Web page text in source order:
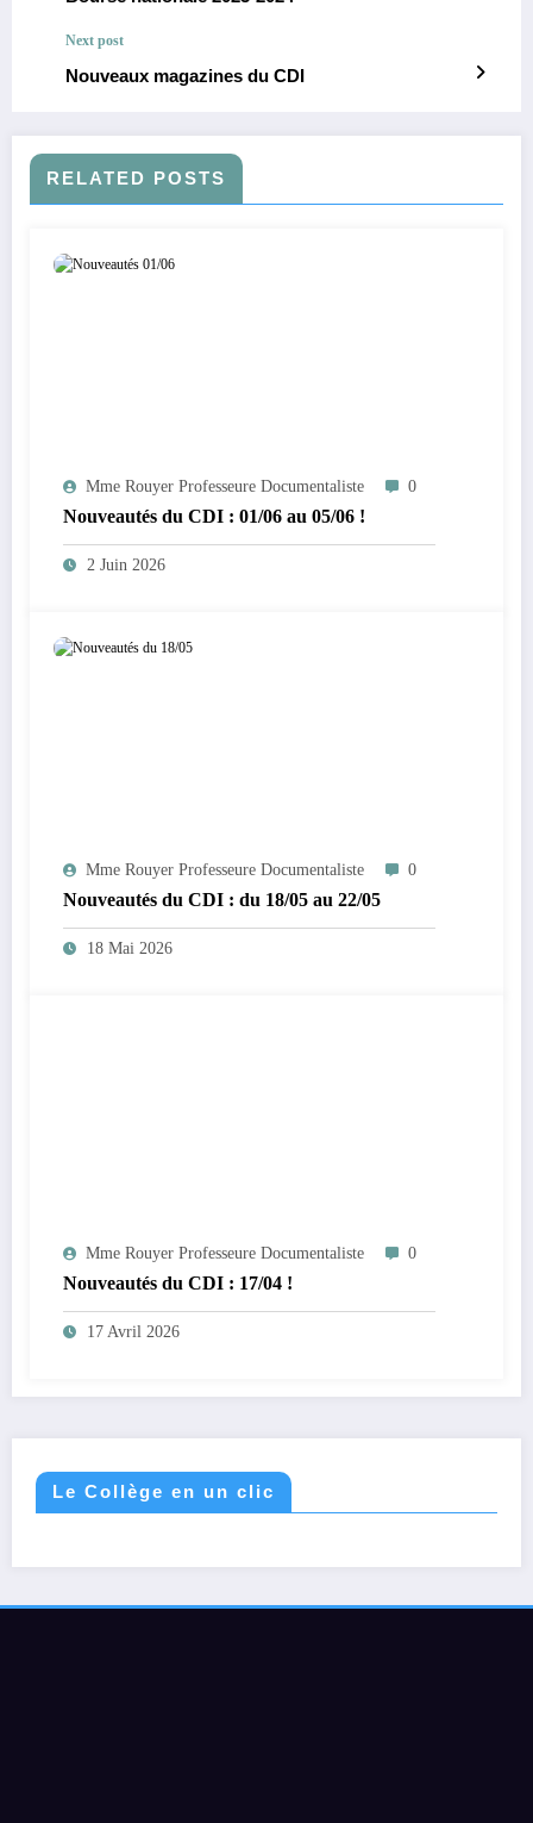
Next post
Nouveaux magazines du CDI
RELATED POSTS
Mme Rouyer Professeure Documentaliste 0
Nouveautés du CDI : 01/06 au 05/06 !
2 Juin 2026
Mme Rouyer Professeure Documentaliste 0
Nouveautés du CDI : du 18/05 au 22/05
18 Mai 2026
Mme Rouyer Professeure Documentaliste 0
Nouveautés du CDI : 17/04 !
17 Avril 2026
Le Collège en un clic